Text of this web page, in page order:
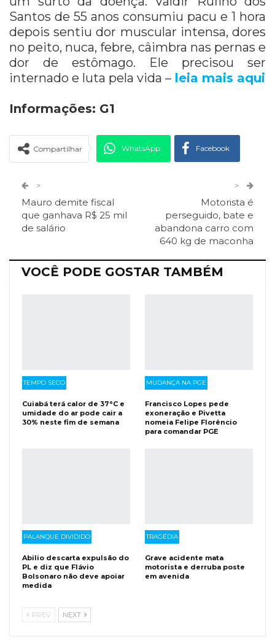
Santos de 55 anos consumiu pacu e 1 hora
depois sentiu dor muscular intensa, dores
no peito, nuca, febre, câimbra nas pernas e
dor de estômago. Ele precisou ser
internado e luta pela vida – leia mais aqui
Informações: G1
Compartilhar WhatsApp Facebook
Viber O email
>
Mauro demite fiscal
que ganhava R$ 25 mil
de salário
>
Motorista é
perseguido, bate e
abandona carro com
640 kg de maconha
VOCÊ PODE GOSTAR TAMBÉM
TEMPO SECO
Cuiabá terá calor de 37°C e
umidade do ar pode cair a
30% neste fim de semana
MUDANÇA NA PGE
Francisco Lopes pede
exoneração e Pivetta
nomeia Felipe Florêncio
para comandar PGE
PALANQUE DIVIDIDO
Abilio descarta expulsão do
PL e diz que Flávio
Bolsonaro não deve apoiar
medida
TRAGÉDIA
Grave acidente mata
motorista e derruba poste
em avenida
PREV NEXT